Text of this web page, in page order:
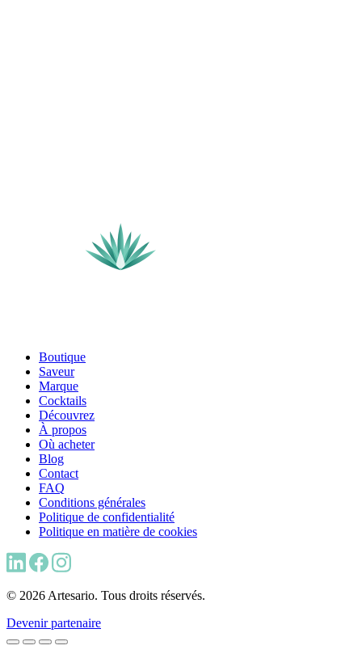
Boutique
Saveur
Marque
Cocktails
Découvrez
À propos
Où acheter
Blog
Contact
FAQ
Conditions générales
Politique de confidentialité
Politique en matière de cookies
© 2026 Artesario. Tous droits réservés.
Devenir partenaire